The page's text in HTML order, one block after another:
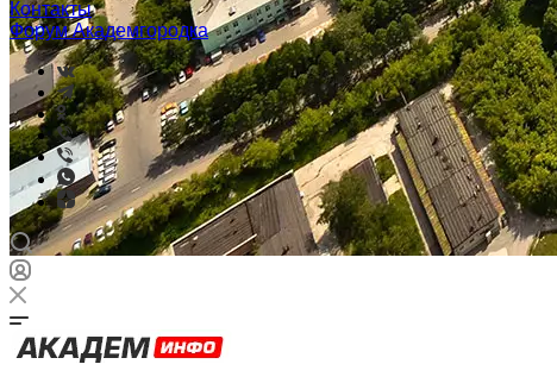
Контакты
Форум Академгородка